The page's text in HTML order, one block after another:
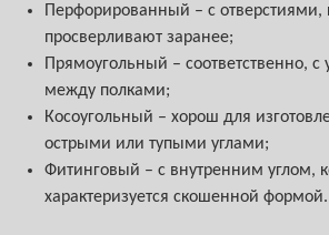
Перфорированный – с отверстиями,
просверливают заранее;
Прямоугольный – соответственно, с
между полками;
Косоугольный – хорош для
острыми или тупыми углами;
Фитинговый – с внутренним углом,
характеризуется скошенной формой.